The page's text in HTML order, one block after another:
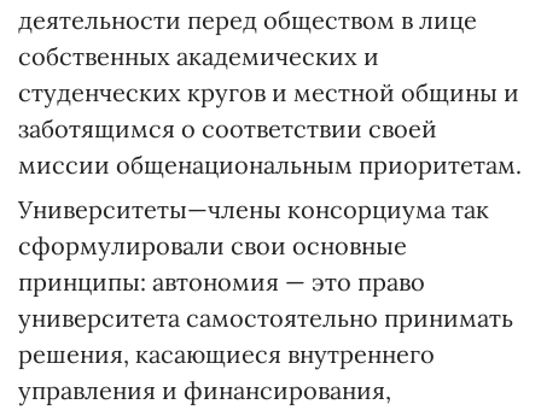
деятельности перед обществом в лице
собственных академических и
студенческих кругов и местной общины и
заботящимся о соответствии своей
миссии общенациональным приоритетам.
Университеты—члены консорциума так
сформулировали свои основные
принципы: автономия — это право
университета самостоятельно принимать
решения, касающиеся внутреннего
управления и финансирования,